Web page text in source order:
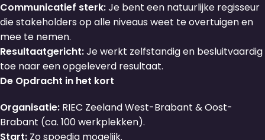
Communicatief sterk:Je bent een natuurlijke regisseur
die stakeholders op alle niveaus weet te overtuigen en
mee te nemen.
Resultaatgericht:Je werkt zelfstandig en besluitvaardig
toe naar een opgeleverd resultaat.
De Opdracht in het kort
Organisatie: RIEC Zeeland West-Brabant & Oost-
Brabant (ca. 100 werkplekken).
Start: Zo spoedig mogelijk.